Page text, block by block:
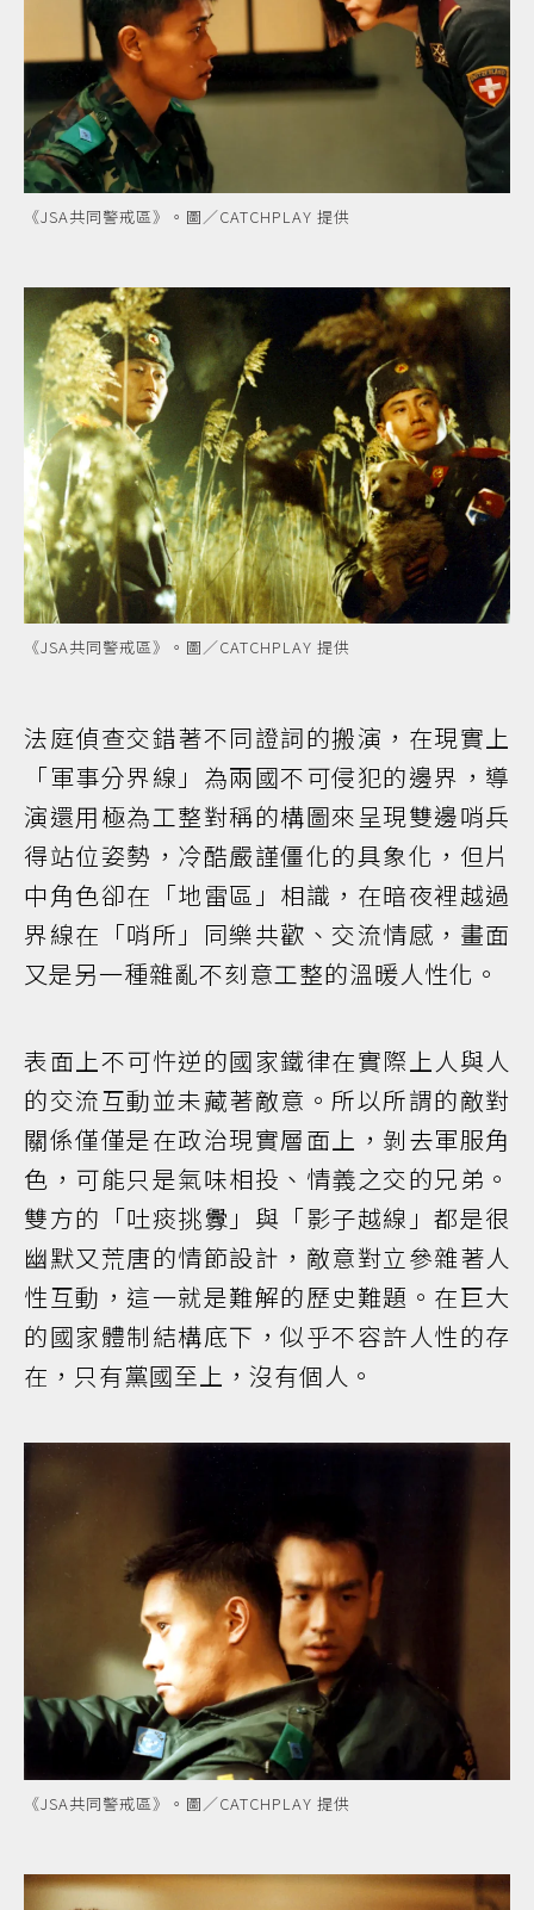
《JSA共同警戒區》。圖／CATCHPLAY 提供
《JSA共同警戒區》。圖／CATCHPLAY 提供
法庭偵查交錯著不同證詞的搬演，在現實上
「軍事分界線」為兩國不可侵犯的邊界，導
演還用極為工整對稱的構圖來呈現雙邊哨兵
得站位姿勢，冷酷嚴謹僵化的具象化，但片
中角色卻在「地雷區」相識，在暗夜裡越過
界線在「哨所」同樂共歡、交流情感，畫面
又是另一種雜亂不刻意工整的溫暖人性化。
表面上不可忤逆的國家鐵律在實際上人與人
的交流互動並未藏著敵意。所以所謂的敵對
關係僅僅是在政治現實層面上，剝去軍服角
色，可能只是氣味相投、情義之交的兄弟。
雙方的「吐痰挑釁」與「影子越線」都是很
幽默又荒唐的情節設計，敵意對立參雜著人
性互動，這一就是難解的歷史難題。在巨大
的國家體制結構底下，似乎不容許人性的存
在，只有黨國至上，沒有個人。
《JSA共同警戒區》。圖／CATCHPLAY 提供